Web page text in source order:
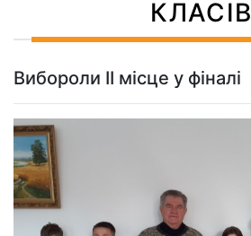
КЛАСІВ
Вибороли ІІ місце у фіналі